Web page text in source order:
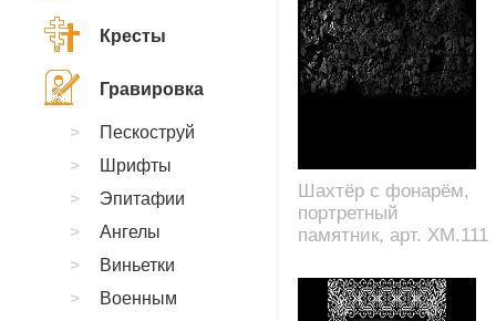
Шахтёр с фонарём,
портретный
памятник, арт. XM.111
Кресты
Гравировка
Пескоструй
Шрифты
Эпитафии
Ангелы
Виньетки
Военным